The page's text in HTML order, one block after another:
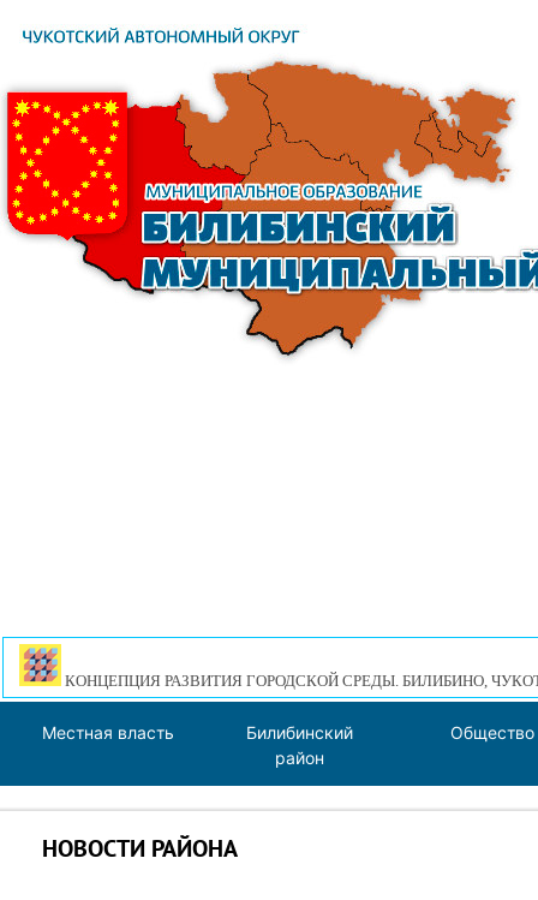
КОНЦЕПЦИЯ РАЗВИТИЯ ГОРОДСКОЙ СРЕДЫ. БИЛИБИНО,
Местная власть
Билибинский
район
Общество
НОВОСТИ РАЙОНА